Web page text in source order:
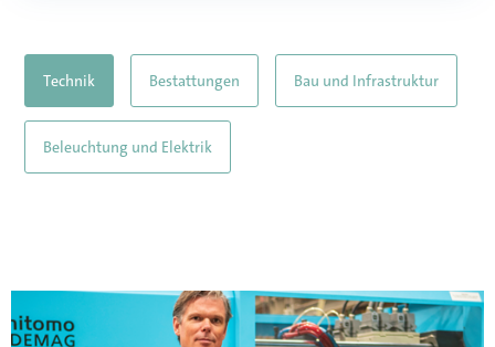
Technik Bestattungen Bau und Infrastruktur
Beleuchtung und Elektrik